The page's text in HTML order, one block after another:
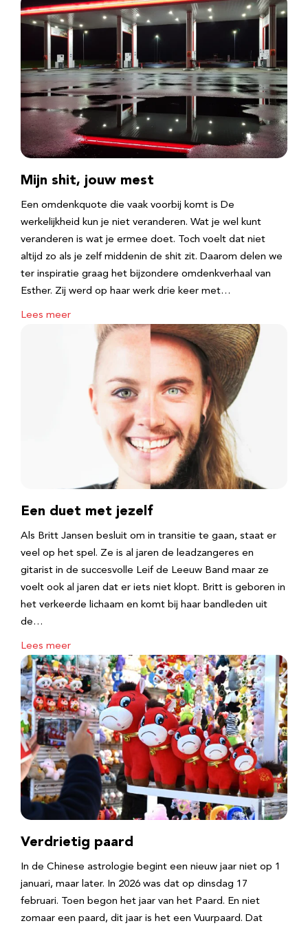
Mijn shit, jouw mest
Een omdenkquote die vaak voorbij komt is De
werkelijkheid kun je niet veranderen. Wat je wel kunt
veranderen is wat je ermee doet. Toch voelt dat niet
altijd zo als je zelf middenin de shit zit. Daarom delen we
ter inspiratie graag het bijzondere omdenkverhaal van
Esther. Zij werd op haar werk drie keer met…
Lees meer
Een duet met jezelf
Als Britt Jansen besluit om in transitie te gaan, staat er
veel op het spel. Ze is al jaren de leadzangeres en
gitarist in de succesvolle Leif de Leeuw Band maar ze
voelt ook al jaren dat er iets niet klopt. Britt is geboren in
het verkeerde lichaam en komt bij haar bandleden uit
de…
Lees meer
Verdrietig paard
In de Chinese astrologie begint een nieuw jaar niet op 1
januari, maar later. In 2026 was dat op dinsdag 17
februari. Toen begon het jaar van het Paard. En niet
zomaar een paard, dit jaar is het een Vuurpaard. Dat